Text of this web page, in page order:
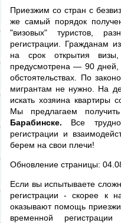
Приезжим со стран с
же самый порядок
"визовых" туристов,
регистрации. Гражданам
на срок открытия
предусмотрена — 90
обстоятельствах. По
мигрантам не нужно. На
искать хозяина квартиры
Мы предлагаем
Барабинске. Все
регистрации и
берем на свои плечи!
Обновление страницы:
Если вы испытываете
регистрации - скорее к
оказывают помощь
временной